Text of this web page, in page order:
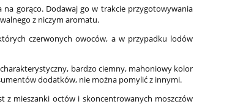
gorąco. Dodawaj go w trakcie przygotowywania
z niczym aromatu.
czerwonych owoców, a w przypadku lodów
bardzo ciemny, mahoniowy kolor
dodatków, nie można pomylić z innymi.
z mieszanki octów i skoncentrowanych moszczów